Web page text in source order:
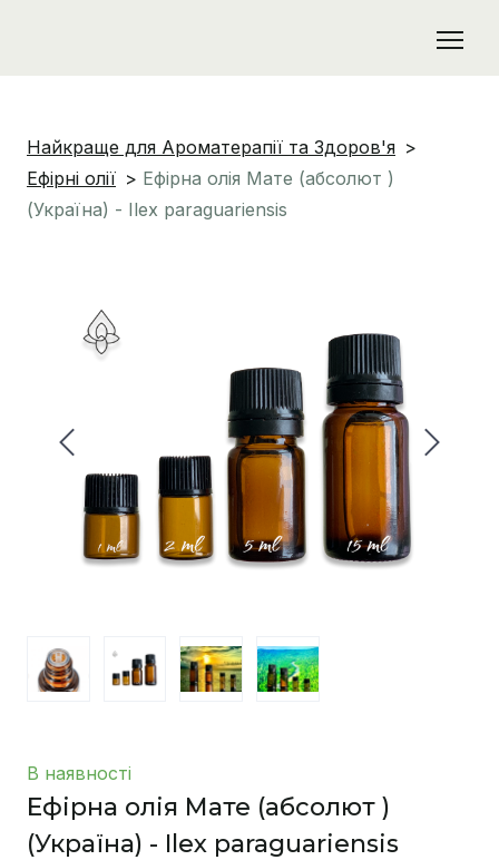
Найкраще для Ароматерапії та Здоров'я
Ефірні олії
Ефірна олія Мате (абсолют )
(Україна) - Ilex paraguariensis
В наявності
Ефірна олія Мате (абсолют )
(Україна) - Ilex paraguariensis